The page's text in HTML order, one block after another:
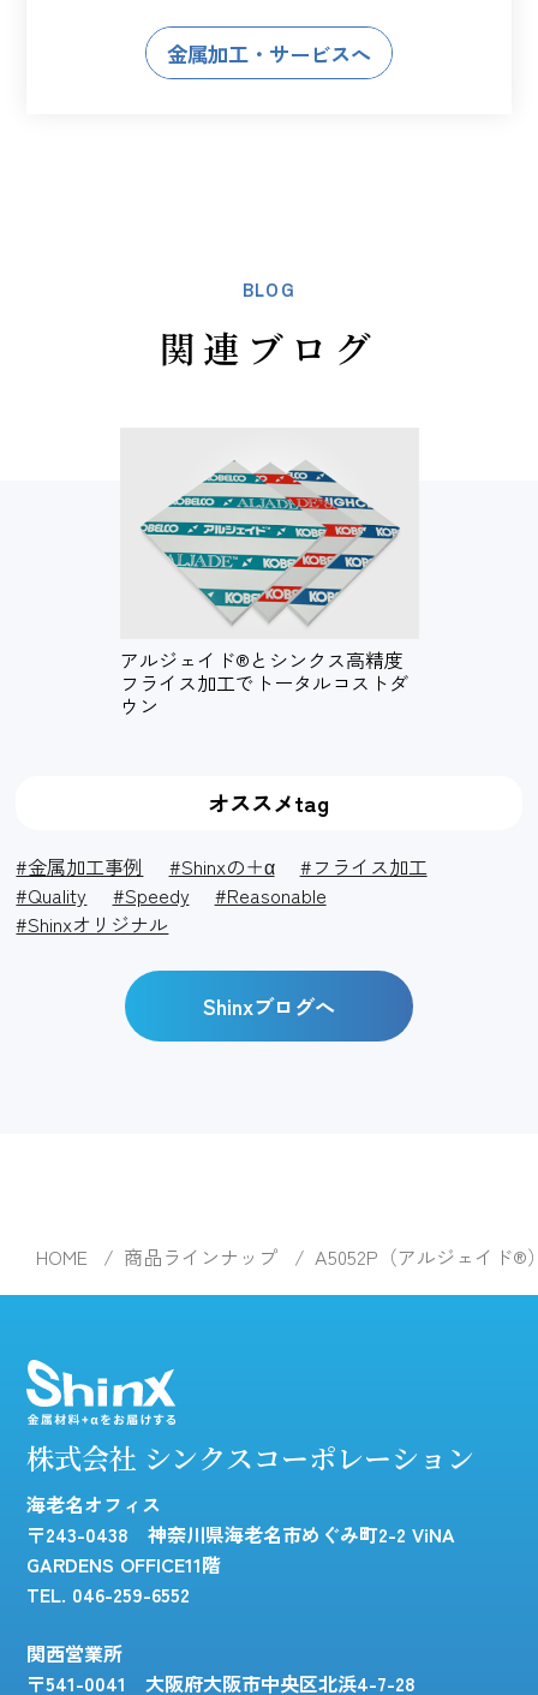
金属加工・サービスへ
BLOG
関連ブログ
アルジェイド®とシンクス高精度
フライス加工でトータルコストダ
ウン
オススメtag
#金属加工事例 #Shinxの＋α
#フライス加工
#Quality
#Speedy
#Reasonable
#Shinxオリジナル
Shinxブログへ
HOME 商品ラインナップ A5052P（アルジェイド®
株式会社 シンクスコーポレーション
海老名オフィス
〒243-0438 神奈川県海老名市めぐみ町2-2 ViNA
GARDENS OFFICE11階
TEL. 046-259-6552
関西営業所
〒541-0041 大阪府大阪市中央区北浜4-7-28